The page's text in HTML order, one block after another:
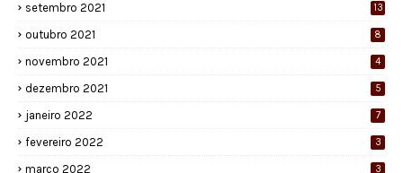
setembro 2021 13
outubro 2021 8
novembro 2021 4
dezembro 2021 5
janeiro 2022 7
fevereiro 2022 3
março 2022 3